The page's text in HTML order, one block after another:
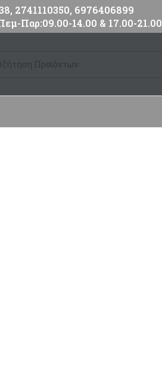
2741110350, 6976406899
Παρ:09.00-14.00 & 17.00-21.00